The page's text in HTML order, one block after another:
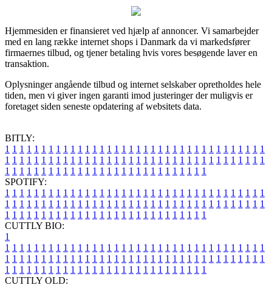
Hjemmesiden er finansieret ved hjælp af annoncer. Vi samarbejder
med en lang række internet shops i Danmark da vi markedsfører
firmaernes tilbud, og tjener betaling hvis vores besøgende laver en
transaktion.
Oplysninger angående tilbud og internet selskaber opretholdes hele
tiden, men vi giver ingen garanti imod justeringer der muligvis er
foretaget siden seneste opdatering af websitets data.
BITLY:
1 1 1 1 1 1 1 1 1 1 1 1 1 1 1 1 1 1 1 1 1 1 1 1 1 1 1 1 1 1 1 1 1 1 1 1
1 1 1 1 1 1 1 1 1 1 1 1 1 1 1 1 1 1 1 1 1 1 1 1 1 1 1 1 1 1 1 1 1 1 1 1
1 1 1 1 1 1 1 1 1 1 1 1 1 1 1 1 1 1 1 1 1 1 1 1 1 1 1 1
SPOTIFY:
1 1 1 1 1 1 1 1 1 1 1 1 1 1 1 1 1 1 1 1 1 1 1 1 1 1 1 1 1 1 1 1 1 1 1 1
1 1 1 1 1 1 1 1 1 1 1 1 1 1 1 1 1 1 1 1 1 1 1 1 1 1 1 1 1 1 1 1 1 1 1 1
1 1 1 1 1 1 1 1 1 1 1 1 1 1 1 1 1 1 1 1 1 1 1 1 1 1 1 1
CUTTLY BIO:
1
1 1 1 1 1 1 1 1 1 1 1 1 1 1 1 1 1 1 1 1 1 1 1 1 1 1 1 1 1 1 1 1 1 1 1 1
1 1 1 1 1 1 1 1 1 1 1 1 1 1 1 1 1 1 1 1 1 1 1 1 1 1 1 1 1 1 1 1 1 1 1 1
1 1 1 1 1 1 1 1 1 1 1 1 1 1 1 1 1 1 1 1 1 1 1 1 1 1 1 1
CUTTLY OLD: